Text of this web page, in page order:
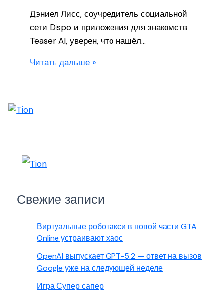
Дэниел Лисс, соучредитель социальной
сети Dispo и приложения для знакомств
Teaser AI, уверен, что нашёл…
Читать дальше »
Свежие записи
Виртуальные роботакси в новой части GTA
Online устраивают хаос
OpenAI выпускает GPT-5.2 — ответ на вызов
Google уже на следующей неделе
Игра Супер сапер